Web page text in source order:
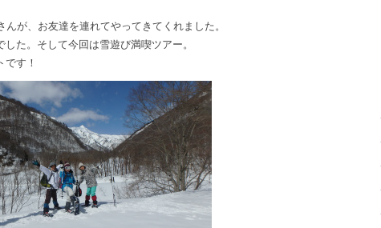
が、お友達を連れてやってきてくれました。
た。そして今回は雪遊び満喫ツアー。
す！